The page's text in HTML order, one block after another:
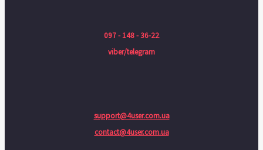
097 - 148 - 36-22
viber/telegram
support@4user.com.ua
contact@4user.com.ua